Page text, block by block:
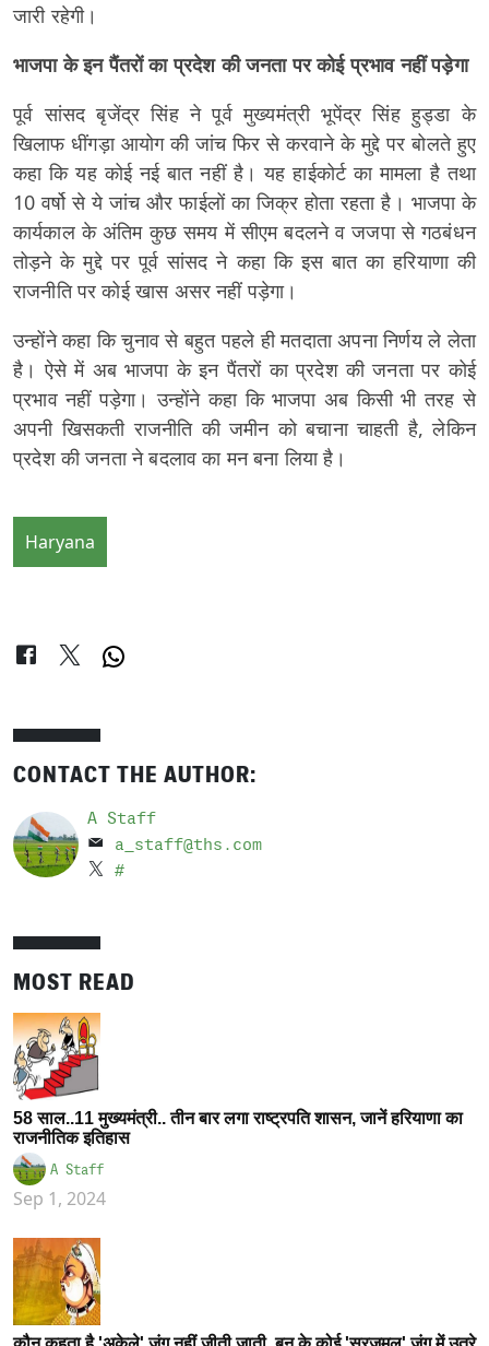
जारी रहेगी।
भाजपा के इन पैंतरों का प्रदेश की जनता पर कोई प्रभाव नहीं पड़ेगा
पूर्व सांसद बृजेंद्र सिंह ने पूर्व मुख्यमंत्री भूपेंद्र सिंह हुड्डा के
खिलाफ धींगड़ा आयोग की जांच फिर से करवाने के मुद्दे पर बोलते हुए
कहा कि यह कोई नई बात नहीं है। यह हाईकोर्ट का मामला है तथा
10 वर्षो से ये जांच और फाईलों का जिक्र होता रहता है। भाजपा के
कार्यकाल के अंतिम कुछ समय में सीएम बदलने व जजपा से गठबंधन
तोड़ने के मुद्दे पर पूर्व सांसद ने कहा कि इस बात का हरियाणा की
राजनीति पर कोई खास असर नहीं पड़ेगा।
उन्होंने कहा कि चुनाव से बहुत पहले ही मतदाता अपना निर्णय ले लेता
है। ऐसे में अब भाजपा के इन पैंतरों का प्रदेश की जनता पर कोई
प्रभाव नहीं पड़ेगा। उन्होंने कहा कि भाजपा अब किसी भी तरह से
अपनी खिसकती राजनीति की जमीन को बचाना चाहती है, लेकिन
प्रदेश की जनता ने बदलाव का मन बना लिया है।
Haryana
CONTACT THE AUTHOR:
A Staff
a_staff@ths.com
#
MOST READ
58 साल..11 मुख्यमंत्री.. तीन बार लगा राष्ट्रपति शासन, जानें हरियाणा का
राजनीतिक इतिहास
A Staff
Sep 1, 2024